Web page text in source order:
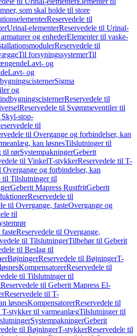
som skal holde til store
Reservedele til
Urinal-elementerReservedele til Urinal-
og enhederElementer til vaske-
Reservedele til
Til forsyningssystemerTil
Lavt- og
Lavt- og
Sigma
og
Reservedele til
Reservedele til Svømmeventiler til
Skyl-stop-
til
til Overgange og forbindelser, kan
kan løsnesTilslutninger til
til rørSystempakningerGeberit
til VinkelT-stykkerReservedele til T-
Overgange og forbindelser, kan
til Tilslutninger til
Geberit Mapress RustfritGeberit
Reservedele til
til Overgange, fasteOvergange og
til
Reservedele til Overgange,
til TilslutningerTilbehør til Geberit
til Beslag til
BøjningerReservedele til BøjningerT-
KompensatorerReservedele til
til Tilslutninger til
Reservedele til Geberit Mapress El-
Reservedele til T-
løsnesKompensatorerReservedele til
T-stykker til varmeanlægTilslutninger til
SystempakningerGeberit
til BøjningerT-stykkerReservedele til